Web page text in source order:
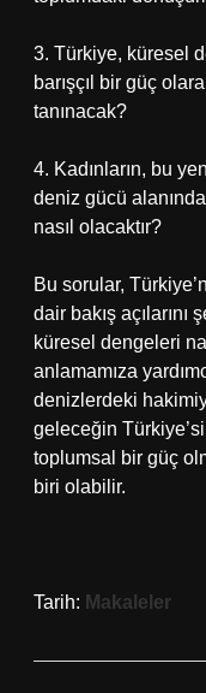
3. Türkiye, küresel
barışçıl bir güç
tanınacak?
4. Kadınların, bu
deniz gücü
nasıl olacaktır?
Bu sorular,
dair bakış
küresel dengeleri
anlamamıza
denizlerdeki
geleceğin
toplumsal bir güç
biri olabilir.
Tarih: Makaleler